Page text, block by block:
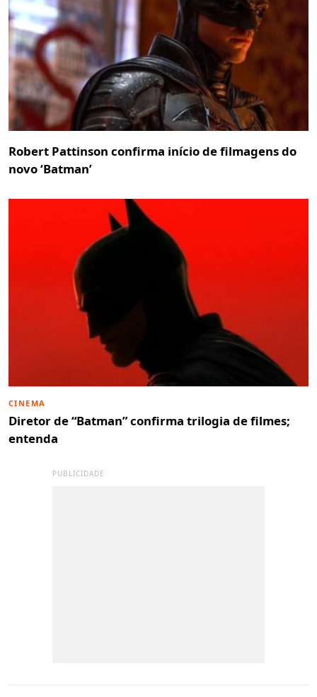
Robert Pattinson confirma início de filmagens do
novo ‘Batman’
CINEMA
Diretor de “Batman” confirma trilogia de filmes;
entenda
PUBLICIDADE